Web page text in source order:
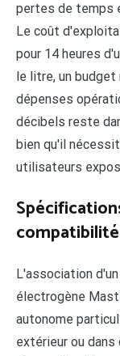
pertes de temps
Le coût
pour 14 heures
le litre, un
dépenses
décibels reste
bien qu'il
utilisateurs
L'association
électrogène
autonome
extérieur ou